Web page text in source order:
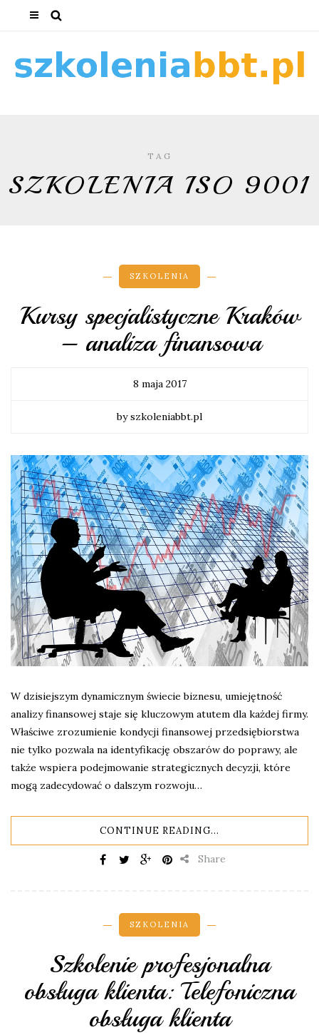
TAG
SZKOLENIA ISO 9001
SZKOLENIA
Kursy specjalistyczne Kraków
– analiza finansowa
8 maja 2017
by szkoleniabbt.pl
W dzisiejszym dynamicznym świecie biznesu, umiejętność
analizy finansowej staje się kluczowym atutem dla każdej firmy.
Właściwe zrozumienie kondycji finansowej przedsiębiorstwa
nie tylko pozwala na identyfikację obszarów do poprawy, ale
także wspiera podejmowanie strategicznych decyzji, które
mogą zadecydować o dalszym rozwoju…
CONTINUE READING...
Share
SZKOLENIA
Szkolenie profesjonalna
obsługa klienta: Telefoniczna
obsługa klienta